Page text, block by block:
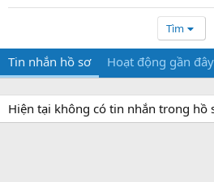
Tìm
Tin nhắn hồ sơ Hoạt động gần đây
Hiện tại không có tin nhắn trong hồ